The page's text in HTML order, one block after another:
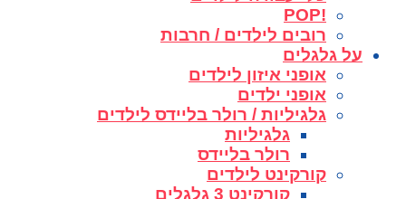
!POP
רובים לילדים / חרבות
על גלגלים
אופני איזון לילדים
אופני ילדים
גלגיליות / רולר בליידס לילדים
גלגיליות
רולר בליידס
קורקינט לילדים
קורקינט 3 גלגלים